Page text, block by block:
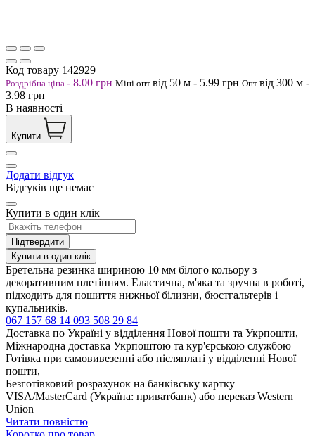
Код товару 142929
Роздрібна ціна - 8.00 грн Міні опт від 50 м - 5.99 грн Опт від 300 м -
3.98 грн
В наявності
Купити
Додати відгук
Відгуків ще немає
Купити в один клік
Підтвердити
Купити в один клік
Бретельна резинка шириною 10 мм білого кольору з
декоративним плетінням. Еластична, м'яка та зручна в роботі,
підходить для пошиття нижньої білизни, бюстгальтерів і
купальників.
067 157 68 14 093 508 29 84
Доставка по Україні у відділення Нової пошти та Укрпошти,
Міжнародна доставка Укрпоштою та кур'єрською службою
Готівка при самовивезенні або післяплаті у відділенні Нової
пошти,
Безготівковий розрахунок на банківську картку
VISA/MasterCard (Україна: приватбанк) або переказ Western
Union
Читати повністю